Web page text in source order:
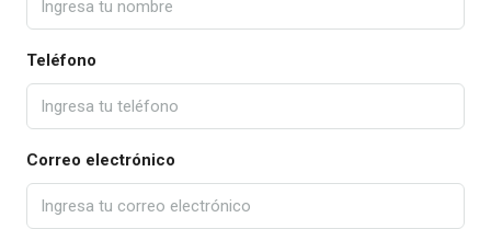
Teléfono
Correo electrónico